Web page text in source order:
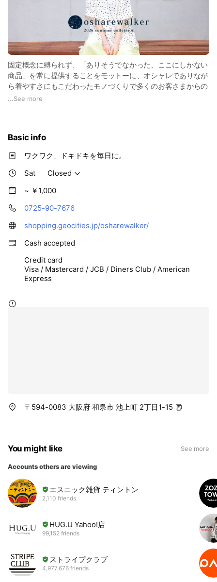
固定概念に縛られず、「ありそうでなかった、ここにしかない
商品」を常に提供することをモットーに、オシャレでありなが
ら着やすさにもこだわったモノづくりで多くのお客さまからの
支持を獲得。「世界の人々に愛されるアパレルカンパニー」を
...See more
Basic info
ワクワク、ドキドキを毎日に。
Sat
Closed
~ ￥1,000
0725-90-7676
shopping.geocities.jp/osharewalker/
Cash accepted
Credit card
Visa / Mastercard / JCB / Diners Club / American
Express
〒594-0083 大阪府 和泉市 池上町 2丁目1-15
You might like See more
Accounts others are viewing
エスニック雑貨 ティントン
2,110 friends
HUG.U Yahoo!店
99,152 friends
ストライプクラブ
4,977,676 friends